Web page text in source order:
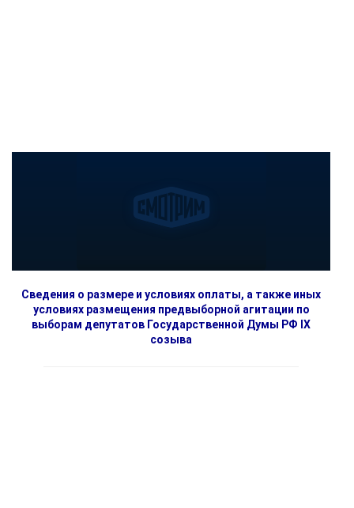
Сведения о размере и условиях оплаты, а также иных
условиях размещения предвыборной агитации по
выборам депутатов Государственной Думы РФ IX
созыва